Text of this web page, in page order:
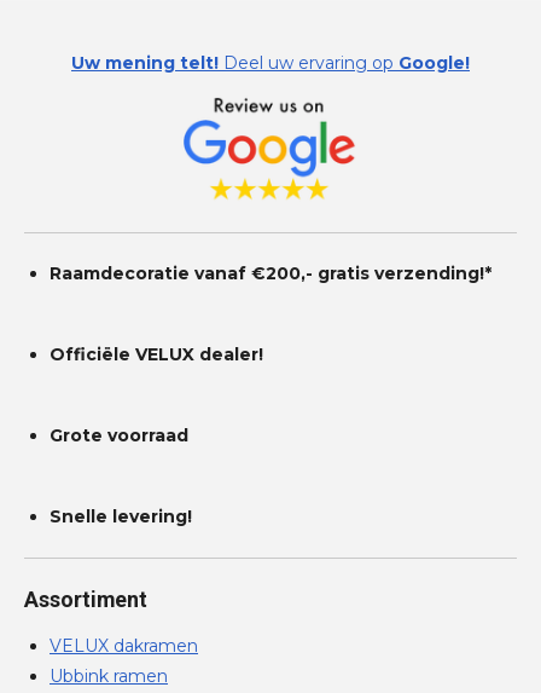
Uw mening telt! Deel uw ervaring op Google!
Raamdecoratie vanaf €200,- gratis verzending!*
Officiële VELUX dealer!
Grote voorraad
Snelle levering!
Assortiment
VELUX dakramen
Ubbink ramen